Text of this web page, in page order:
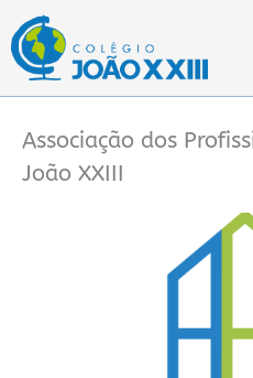
para
conteúdo
Associação dos
João XXIII